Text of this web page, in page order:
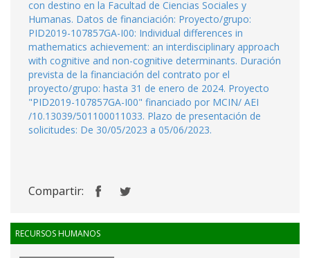
con destino en la Facultad de Ciencias Sociales y
Humanas. Datos de financiación: Proyecto/grupo:
PID2019-107857GA-I00: Individual differences in
mathematics achievement: an interdisciplinary approach
with cognitive and non-cognitive determinants. Duración
prevista de la financiación del contrato por el
proyecto/grupo: hasta 31 de enero de 2024. Proyecto
"PID2019-107857GA-I00" financiado por MCIN/ AEI
/10.13039/501100011033. Plazo de presentación de
solicitudes: De 30/05/2023 a 05/06/2023.
Compartir:
RECURSOS HUMANOS